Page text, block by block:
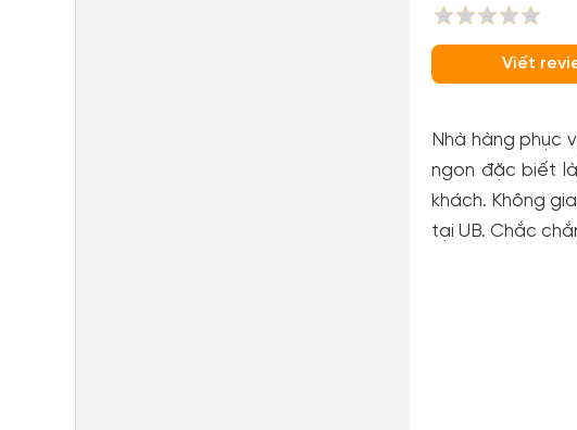
Viết
Nhà hàng phục
ngon đặc biết
khách. Không
tại UB. Chắc